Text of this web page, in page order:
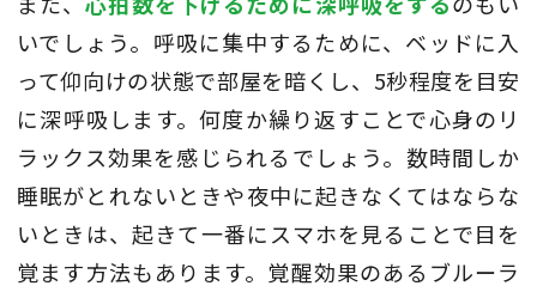
いでしょう。呼吸に集中するために、ベッドに入
って仰向けの状態で部屋を暗くし、5秒程度を目安
に深呼吸します。何度か繰り返すことで心身のリ
ラックス効果を感じられるでしょう。数時間しか
睡眠がとれないときや夜中に起きなくてはならな
いときは、起きて一番にスマホを見ることで目を
覚ます方法もあります。覚醒効果のあるブルーラ